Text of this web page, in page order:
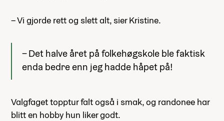
– Vi gjorde rett og slett alt, sier Kristine.
– Det halve året på folkehøgskole ble faktisk
enda bedre enn jeg hadde håpet på!
Valgfaget topptur falt også i smak, og randonee har
blitt en hobby hun liker godt.